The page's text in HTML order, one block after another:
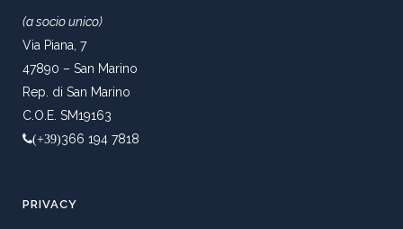
(a socio unico)
Via Piana, 7
47890 – San Marino
Rep. di San Marino
C.O.E. SM19163
(+39)366 194 7818
PRIVACY